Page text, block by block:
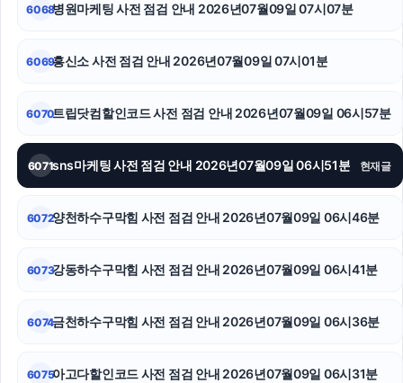
인스타 팔로워 늘리기
수원변호사
6068병원마케팅 사전 점검 안내 2026년07월09일 07시07분
6069흥신소 사전 점검 안내 2026년07월09일 07시01분
6070트립닷컴할인코드 사전 점검 안내 2026년07월09일 06시57분
6071sns마케팅 사전 점검 안내 2026년07월09일 06시51분 현재글
6072양천하수구막힘 사전 점검 안내 2026년07월09일 06시46분
6073강동하수구막힘 사전 점검 안내 2026년07월09일 06시41분
6074금천하수구막힘 사전 점검 안내 2026년07월09일 06시36분
6075아고다할인코드 사전 점검 안내 2026년07월09일 06시31분